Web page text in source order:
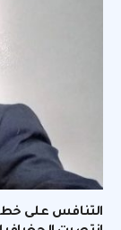
التنافس على خط